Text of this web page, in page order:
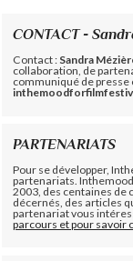
CONTACT -
Contact : Sandra
collaboration, de
communiqué de presse
PARTENARIATS
Pour se développer,
partenariats.
2003, des centaines de
décernés, des articles
partenariat vous
parcours et pour savoir